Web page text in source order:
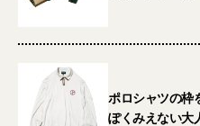
ポロシャツの枠
ぽくみえない大